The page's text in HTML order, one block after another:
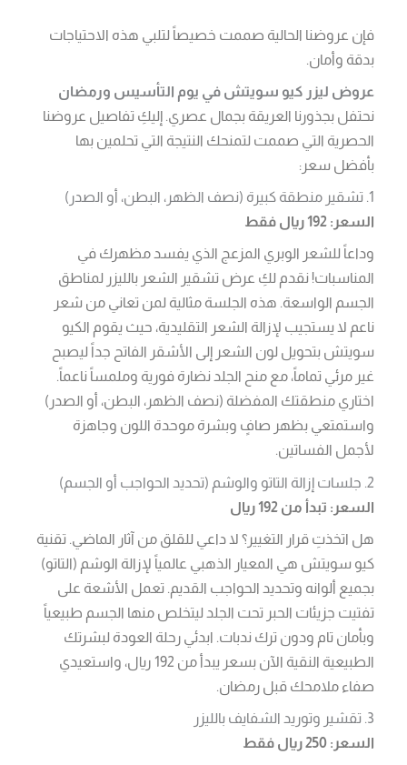
فإن عروضنا الحالية صممت خصيصاً لتلبي هذه الاحتياجات
بدقة وأمان.
عروض ليزر كيو سويتش في يوم التأسيس ورمضان
نحتفل بجذورنا العريقة بجمال عصري. إليكِ تفاصيل عروضنا
الحصرية التي صممت لتمنحك النتيجة التي تحلمين بها
بأفضل سعر:
1. تشقير منطقة كبيرة (نصف الظهر، البطن، أو الصدر)
السعر: 192 ريال فقط
وداعاً للشعر الوبري المزعج الذي يفسد مظهرك في
المناسبات! نقدم لكِ عرض تشقير الشعر بالليزر لمناطق
الجسم الواسعة. هذه الجلسة مثالية لمن تعاني من شعر
ناعم لا يستجيب لإزالة الشعر التقليدية، حيث يقوم الكيو
سويتش بتحويل لون الشعر إلى الأشقر الفاتح جداً ليصبح
غير مرئي تماماً، مع منح الجلد نضارة فورية وملمساً ناعماً.
اختاري منطقتك المفضلة (نصف الظهر، البطن، أو الصدر)
واستمتعي بظهر صافٍ وبشرة موحدة اللون وجاهزة
لأجمل الفساتين.
2. جلسات إزالة التاتو والوشم (تحديد الحواجب أو الجسم)
السعر: تبدأ من 192 ريال
هل اتخذتِ قرار التغيير؟ لا داعي للقلق من آثار الماضي. تقنية
كيو سويتش هي المعيار الذهبي عالمياً لإزالة الوشم (التاتو)
بجميع ألوانه وتحديد الحواجب القديم. تعمل الأشعة على
تفتيت جزيئات الحبر تحت الجلد ليتخلص منها الجسم طبيعياً
وبأمان تام ودون ترك ندبات. ابدئي رحلة العودة لبشرتك
الطبيعية النقية الآن بسعر يبدأ من 192 ريال، واستعيدي
صفاء ملامحك قبل رمضان.
3. تقشير وتوريد الشفايف بالليزر
السعر: 250 ريال فقط